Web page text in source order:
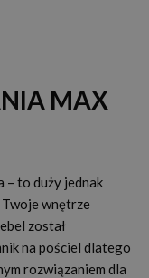
MAX
– to duży jednak
wnętrze
został
na pościel dlatego
rozwiązaniem dla